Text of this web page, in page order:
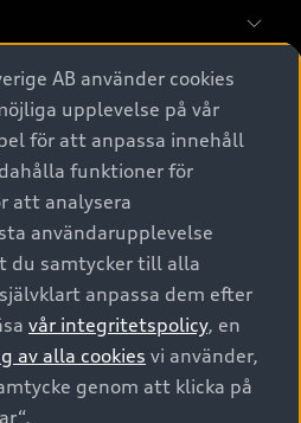
gott som nya
Audi
Rights Reserved.
Audi AG
AB använder cookies
upplevelse på vår
för att anpassa innehåll
funktioner för
att analysera
användarupplevelse
du samtycker till alla
anpassa dem efter
vår integritetspolicy, en
av alla cookies vi använder,
genom att klicka på